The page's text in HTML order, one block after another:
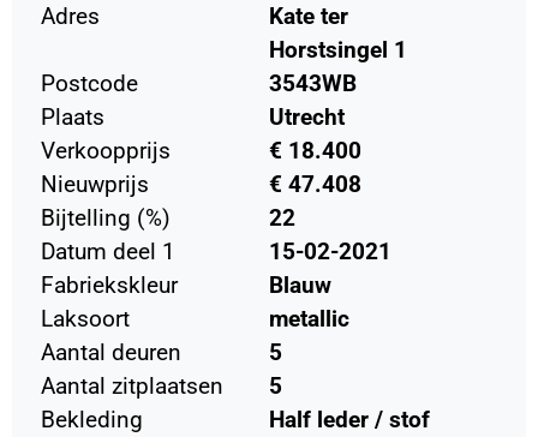
Adres
Kate ter
Horstsingel 1
Postcode
3543WB
Plaats
Utrecht
Verkoopprijs
€ 18.400
Nieuwprijs
€ 47.408
Bijtelling (%)
22
Datum deel 1
15-02-2021
Fabriekskleur
Blauw
Laksoort
metallic
Aantal deuren
5
Aantal zitplaatsen
5
Bekleding
Half leder / stof